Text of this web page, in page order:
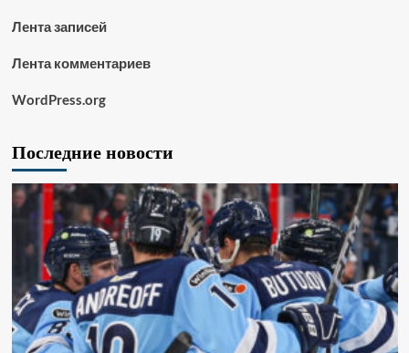
Лента записей
Лента комментариев
WordPress.org
Последние новости